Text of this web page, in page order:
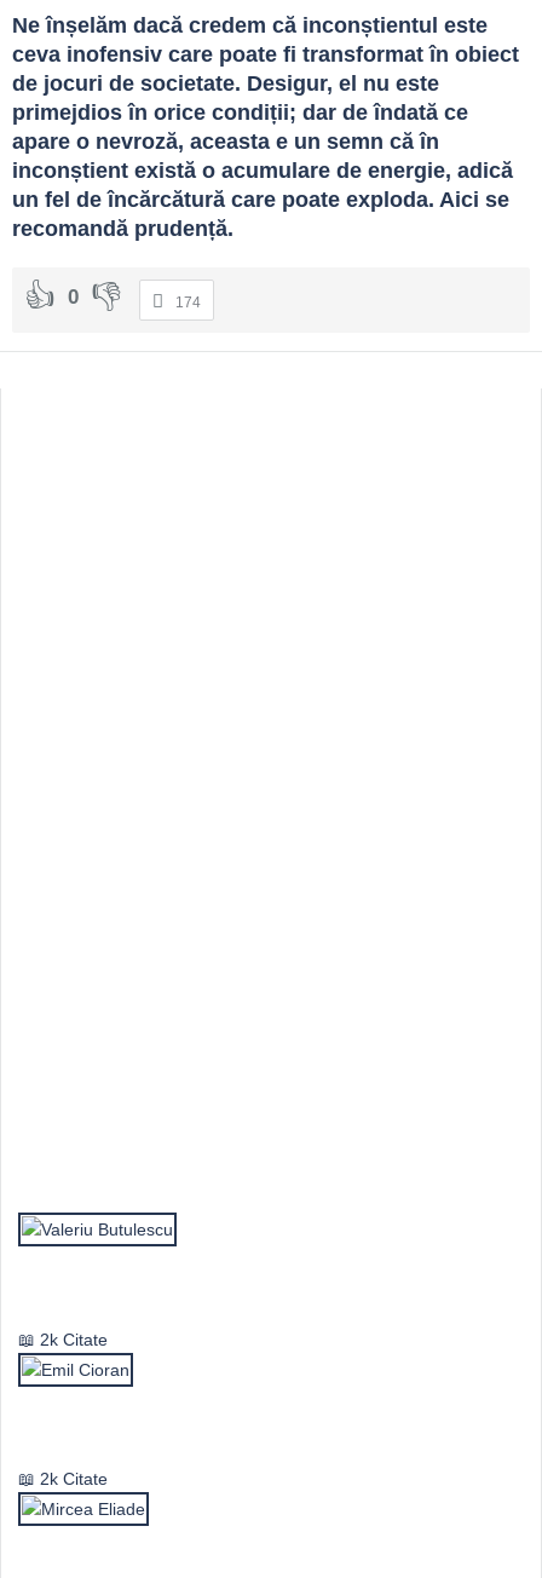
Ne înșelăm dacă credem că inconștientul este
ceva inofensiv care poate fi transformat în obiect
de jocuri de societate. Desigur, el nu este
primejdios în orice condiții; dar de îndată ce
apare o nevroză, aceasta e un semn că în
inconștient există o acumulare de energie, adică
un fel de încărcătură care poate exploda. Aici se
recomandă prudență.
0 174
2k Citate
2k Citate